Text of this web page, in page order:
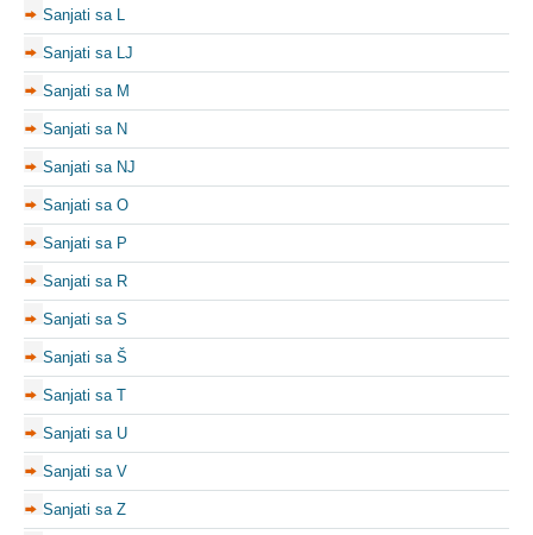
Sanjati sa L
Sanjati sa LJ
Sanjati sa M
Sanjati sa N
Sanjati sa NJ
Sanjati sa O
Sanjati sa P
Sanjati sa R
Sanjati sa S
Sanjati sa Š
Sanjati sa T
Sanjati sa U
Sanjati sa V
Sanjati sa Z